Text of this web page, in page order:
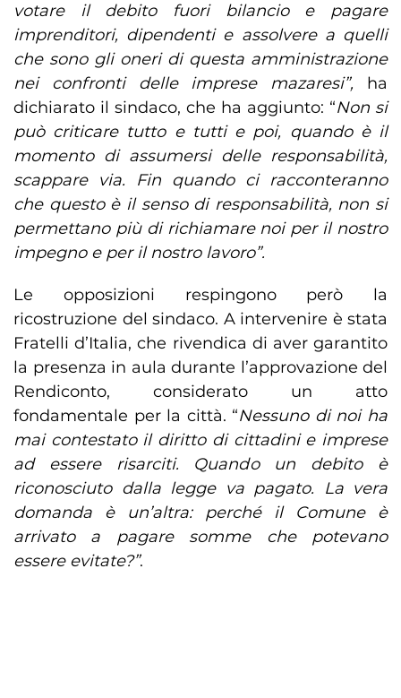
votare il debito fuori bilancio e pagare
imprenditori, dipendenti e assolvere a quelli
che sono gli oneri di questa amministrazione
nei confronti delle imprese mazaresi”, ha
dichiarato il sindaco, che ha aggiunto: “Non si
può criticare tutto e tutti e poi, quando è il
momento di assumersi delle responsabilità,
scappare via. Fin quando ci racconteranno
che questo è il senso di responsabilità, non si
permettano più di richiamare noi per il nostro
impegno e per il nostro lavoro”.
Le opposizioni respingono però la
ricostruzione del sindaco. A intervenire è stata
Fratelli d’Italia, che rivendica di aver garantito
la presenza in aula durante l’approvazione del
Rendiconto, considerato un atto
fondamentale per la città. “Nessuno di noi ha
mai contestato il diritto di cittadini e imprese
ad essere risarciti. Quando un debito è
riconosciuto dalla legge va pagato. La vera
domanda è un’altra: perché il Comune è
arrivato a pagare somme che potevano
essere evitate?”.